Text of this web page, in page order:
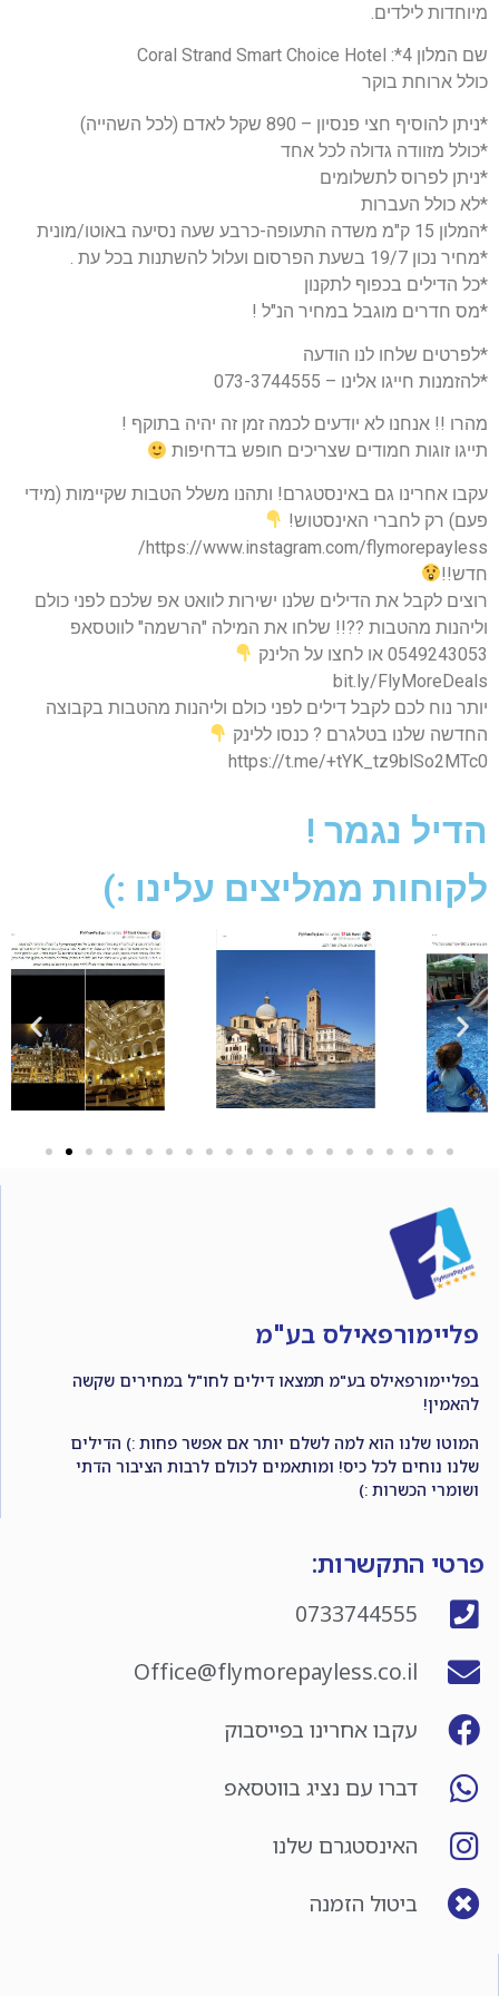
מיוחדות לילדים.
שם המלון 4*: Coral Strand Smart Choice Hotel
כולל ארוחת בוקר
*ניתן להוסיף חצי פנסיון – 890 שקל לאדם (לכל השהייה)
*כולל מזוודה גדולה לכל אחד
*ניתן לפרוס לתשלומים
*לא כולל העברות
*המלון 15 ק"מ משדה התעופה-כרבע שעה נסיעה באוטו/מונית
*מחיר נכון 19/7 בשעת הפרסום ועלול להשתנות בכל עת .
*כל הדילים בכפוף לתקנון
*מס חדרים מוגבל במחיר הנ"ל !
*לפרטים שלחו לנו הודעה
*להזמנות חייגו אלינו – 073-3744555
מהרו !! אנחנו לא יודעים לכמה זמן זה יהיה בתוקף !
תייגו זוגות חמודים שצריכים חופש בדחיפות
עקבו אחרינו גם באינסטגרם! ותהנו משלל הטבות שקיימות (מידי
פעם) רק לחברי האינסטוש!
https://www.instagram.com/flymorepayless/
חדש!!
רוצים לקבל את הדילים שלנו ישירות לוואט אפ שלכם לפני כולם
וליהנות מהטבות ??!! שלחו את המילה "הרשמה" לווטסאפ
0549243053 או לחצו על הלינק
bit.ly/FlyMoreDeals
יותר נוח לכם לקבל דילים לפני כולם וליהנות מהטבות בקבוצה
החדשה שלנו בטלגרם ? כנסו ללינק
https://t.me/+tYK_tz9blSo2MTc0
הדיל נגמר !
לקוחות ממליצים עלינו :)
פליימורפאילס בע"מ
בפליימורפאילס בע"מ תמצאו דילים לחו"ל במחירים שקשה
להאמין!
המוטו שלנו הוא למה לשלם יותר אם אפשר פחות :) הדילים
שלנו נוחים לכל כיס! ומותאמים לכולם לרבות הציבור הדתי
ושומרי הכשרות :)
פרטי התקשרות:
0733744555
Office@flymorepayless.co.il
עקבו אחרינו בפייסבוק
דברו עם נציג בווטסאפ
האינסטגרם שלנו
ביטול הזמנה